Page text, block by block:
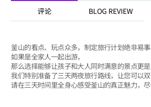
评论 BLOG REVIEW
釜山的看点、玩点众多，制定旅行计划绝非易事
如果是全家人一起出游，
那么选择能够让孩子和大人同时满意的景点更是
我们特别准备了三天两夜旅行路线，让您可以双
请在三天时间里全身心感受釜山的真正魅力，尽